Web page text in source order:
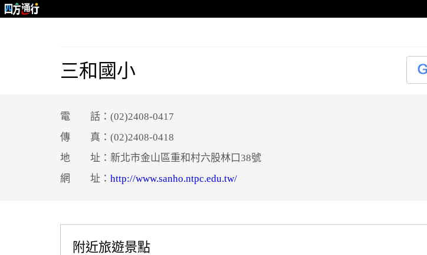
三和國小
電 話：(02)2408-0417
傳 真：(02)2408-0418
地 址：新北市金山區重和村六股林口38號
網 址： http://www.sanho.ntpc.edu.tw/
附近旅遊景點